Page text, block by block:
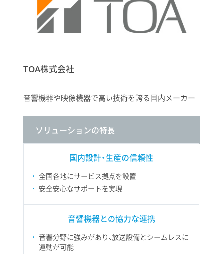
TOA株式会社
音響機器や映像機器で高い技術を誇る国内メーカー
ソリューションの特長
国内設計・生産の信頼性
全国各地にサービス拠点を設置
安全安心なサポートを実現
音響機器との協力な連携
音響分野に強みがあり、放送設備とシームレスに
連動が可能